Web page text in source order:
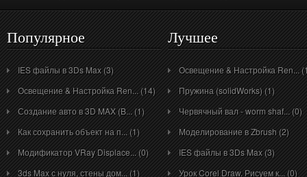
Популярное
IES файлы в 3Ds Max (3)
Освещение & Настройка Ren... (14)
Создание авто в 3D MAX (B... (1)
Как сохранить объект на п... (1)
Модификатор VRay Displace... (0)
3ds Max с нуля, стены дом... (1)
Лучшее
Освещение & Настройка Ren...
Пружина (solidWorks) (1)
Червячный вал - worm shaf... (0)
Моделирование в Zbrush (2)
IES файлы в 3Ds Max (3)
Урок Corel Draw. Рисуем к... (0)